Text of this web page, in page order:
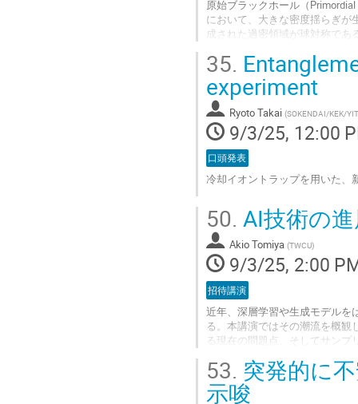
原始ブラックホール（
において、大きな密度揺らぎが
成された過密領域が球対称で
される過密領域が球対称性を自
グス模型を構築し、そこから予
測されているマイクロレンズ現
Go
to
contribution
page
35.
experiment
Ryoto Takai (SOKENDAI/KEK/
9/3/25, 12:00
口頭発表
冷却イオントラップを用いた、
to
contribution
page
50. AI技術の
Akio Tomiya (TWCU)
9/3/25, 2:00
招待講演
近年、深層学習や生成モデルを
る。本講演ではその潮流を概観
る現在の問題点、そしてサン
本講演は J. Phys. Soc. Jpn. 94,
Go
53. 突発的に
示唆